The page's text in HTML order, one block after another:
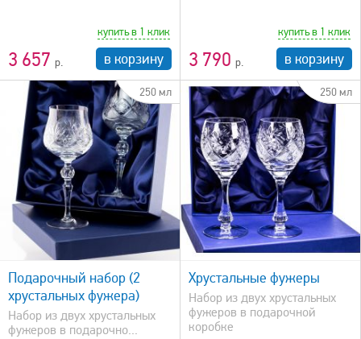
3 657
купить в 1 клик
в корзину 3 790
купить в 1 клик
в корзину
250 мл
Подарочный набор (2
хрустальных фужера)
Набор из двух хрустальных
фужеров в подарочно...
250 мл
быстрый просмотр
Хрустальные фужеры
Набор из двух хрустальных
фужеров в подарочной
коробке